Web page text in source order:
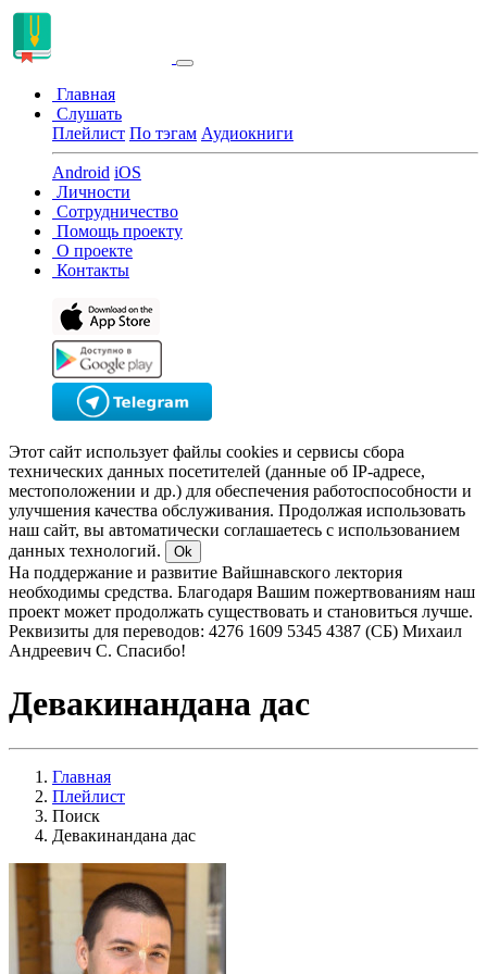
Главная
Слушать
Плейлист По тэгам Аудиокниги
Android iOS
Личности
Сотрудничество
Помощь проекту
О проекте
Контакты
Этот сайт использует файлы cookies и сервисы сбора
технических данных посетителей (данные об IP-адресе,
местоположении и др.) для обеспечения работоспособности и
улучшения качества обслуживания. Продолжая использовать
наш сайт, вы автоматически соглашаетесь с использованием
данных технологий.
Ok
На поддержание и развитие Вайшнавского лектория
необходимы средства. Благодаря Вашим пожертвованиям наш
проект может продолжать существовать и становиться лучше.
Реквизиты для переводов: 4276 1609 5345 4387 (СБ) Михаил
Андреевич С. Спасибо!
Девакинандана дас
Главная
Плейлист
Поиск
Девакинандана дас